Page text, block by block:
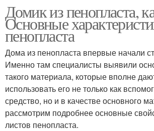
Домик из пенопласта,
Основные
пенопласта
Дома из пенопласта впервые начали
Именно там специалисты выявили
такого материала, которые вполне
использовать его не только как
средство, но и в качестве основного
рассмотрим подробнее основные
листов пенопласта.